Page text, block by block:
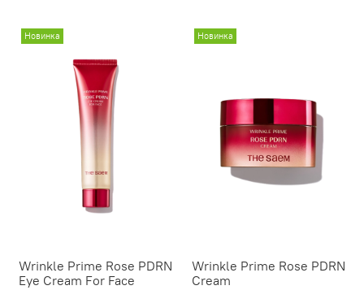
Новинка
Wrinkle Prime Rose PDRN
Eye Cream For Face
Новинка
Wrinkle Prime Rose PDRN
Cream